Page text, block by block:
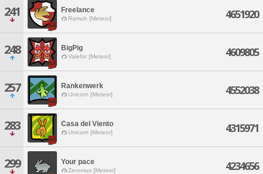
241 Freelance
Ramuh [Meteor] 4651920
248 BigPig
Valefor [Meteor] 4609805
257 Rankenwerk
Unicorn [Meteor] 4552038
283 Casa del Viento
Unicorn [Meteor] 4315971
299 Your pace
Zeromus [Meteor] 4234656